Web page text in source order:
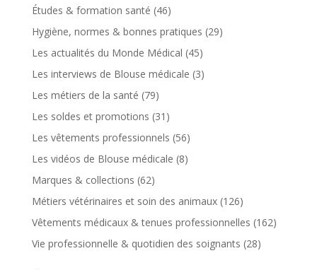
Études & formation santé (46)
Hygiène, normes & bonnes pratiques (29)
Les actualités du Monde Médical (45)
Les interviews de Blouse médicale (3)
Les métiers de la santé (79)
Les soldes et promotions (31)
Les vêtements professionnels (56)
Les vidéos de Blouse médicale (8)
Marques & collections (62)
Métiers vétérinaires et soin des animaux(126)
Vêtements médicaux & tenues professionnelles (162)
Vie professionnelle & quotidien des soignants (28)